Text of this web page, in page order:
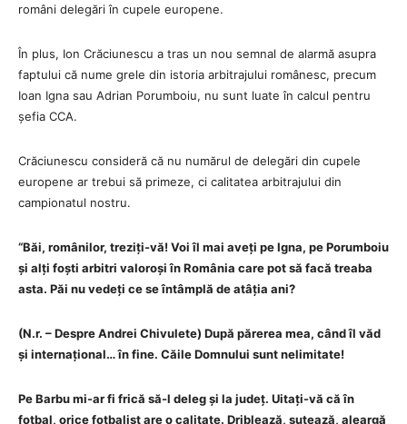
români delegări în cupele europene.
În plus, Ion Crăciunescu a tras un nou semnal de alarmă asupra
faptului că nume grele din istoria arbitrajului românesc, precum
Ioan Igna sau Adrian Porumboiu, nu sunt luate în calcul pentru
șefia CCA.
Crăciunescu consideră că nu numărul de delegări din cupele
europene ar trebui să primeze, ci calitatea arbitrajului din
campionatul nostru.
“Băi, românilor, treziți-vă! Voi îl mai aveți pe Igna, pe Porumboiu
și alți foști arbitri valoroși în România care pot să facă treaba
asta. Păi nu vedeți ce se întâmplă de atâția ani?
(N.r. – Despre Andrei Chivulete) După părerea mea, când îl văd
și internațional… în fine. Căile Domnului sunt nelimitate!
Pe Barbu mi-ar fi frică să-l deleg și la județ. Uitați-vă că în
fotbal, orice fotbalist are o calitate. Driblează, șutează, aleargă